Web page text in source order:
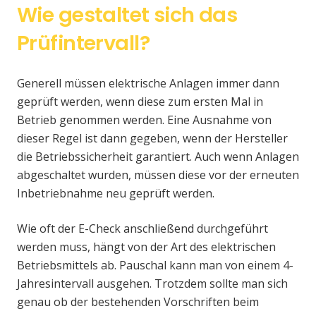
Wie gestaltet sich das
Prüfintervall?
Generell müssen elektrische Anlagen immer dann
geprüft werden, wenn diese zum ersten Mal in
Betrieb genommen werden. Eine Ausnahme von
dieser Regel ist dann gegeben, wenn der Hersteller
die Betriebssicherheit garantiert. Auch wenn Anlagen
abgeschaltet wurden, müssen diese vor der erneuten
Inbetriebnahme neu geprüft werden.
Wie oft der E-Check anschließend durchgeführt
werden muss, hängt von der Art des elektrischen
Betriebsmittels ab. Pauschal kann man von einem 4-
Jahresintervall ausgehen. Trotzdem sollte man sich
genau ob der bestehenden Vorschriften beim